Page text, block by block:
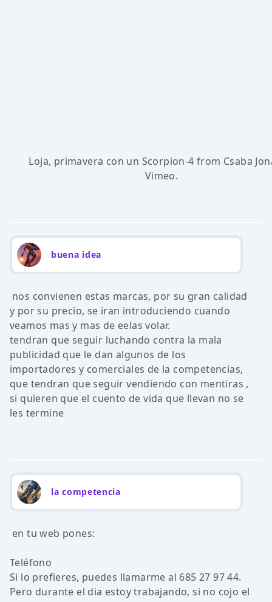
Loja, primavera con un Scorpion-4 from Csaba
Vimeo.
buena idea
nos convienen estas marcas, por su gran calidad
y por su precio, se iran introduciendo cuando
veamos mas y mas de eelas volar.
tendran que seguir luchando contra la mala
publicidad que le dan algunos de los
importadores y comerciales de la competencias,
que tendran que seguir vendiendo con mentiras ,
si quieren que el cuento de vida que llevan no se
les termine
la competencia
en tu web pones:
Teléfono
Si lo prefieres, puedes llamarme al 685 27 97 44.
Pero durante el dia estoy trabajando, si no cojo el